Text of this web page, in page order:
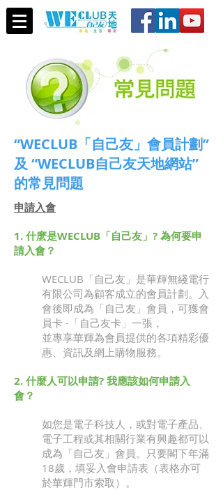
“WECLUB「自己友」會員計劃”
及 “WECLUB自己友天地網站”
的常見問題
申請入會
1. 什麽是WECLUB「自己友」? 為何要申
請入會？
WECLUB「自己友」是華輝無綫電行
有限公司為顧客成立的會員計劃。入
會後即成為「自己友」會員，可獲會
員卡 -「自己友卡」一張，
並專享華輝為會員提供的各項精彩優
惠、資訊及網上購物服務。
2. 什麼人可以申請? 我應該如何申請入
會？
如您是電子科技人，或對電子產品、
電子工程或其相關行業有興趣都可以
成為「自己友」會員。只要閣下年滿
18歲，填妥入會申請表（表格亦可
於華輝門市索取）。